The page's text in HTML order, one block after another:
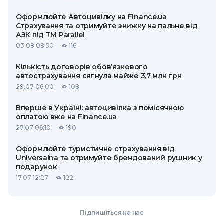
Оформлюйте Автоцивілку на Finance.ua
Страхування та отримуйте знижку на пальне від
АЗК під ТМ Parallel
03.08 08:50 116
Кількість договорів обов’язкового
автострахування сягнула майже 3,7 млн грн
29.07 06:00 108
Вперше в Україні: автоцивілка з помісячною
оплатою вже на Finance.ua
27.07 06:10 190
Оформлюйте туристичне страхування від
Universalna та отримуйте брендований рушник у
подарунок
17.07 12:27 122
Підпишіться на нас